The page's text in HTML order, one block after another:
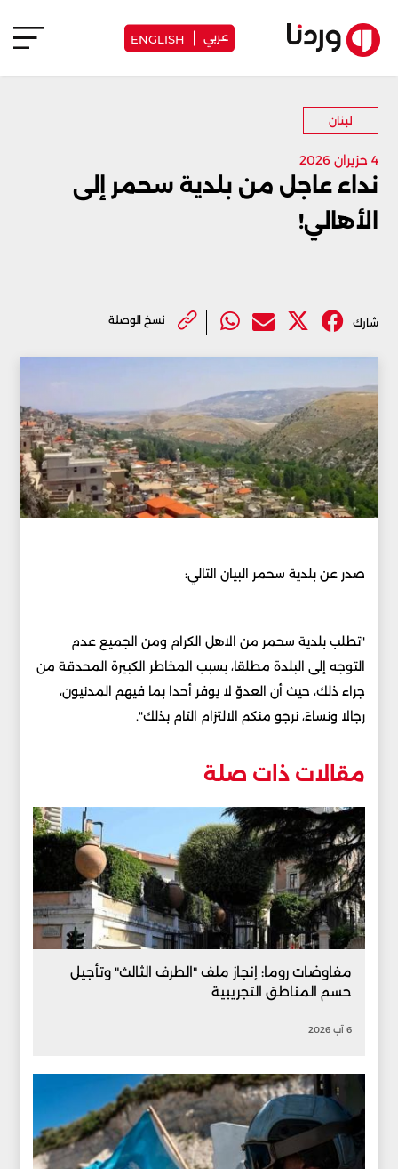
عربي ENGLISH
لبنان
4 حزيران 2026
نداء عاجل من بلدية سحمر إلى
الأهالي!
شارك نسخ الوصلة
صدر عن بلدية سحمر البيان التالي:
"تطلب بلدية سحمر من الاهل الكرام ومن الجميع عدم
التوجه إلى البلدة مطلقا، بسبب المخاطر الكبيرة المحدقة من
جراء ذلك، حيث أن العدوّ لا يوفر أحدا بما فيهم المدنيون،
رجالا ونساءً، نرجو منكم الالتزام التام بذلك".
مقالات ذات صلة
مفاوضات روما: إنجاز ملف "الطرف الثالث" وتأجيل
حسم المناطق التجريبية
6 آب 2026